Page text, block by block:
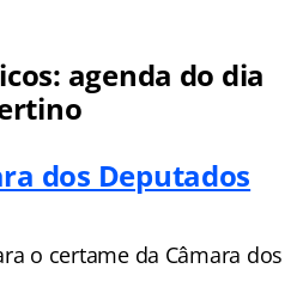
agenda do dia
dos Deputados
o certame da Câmara dos